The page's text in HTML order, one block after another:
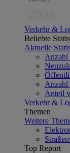
Verkehr &
Beliebte
Aktuelle
Anzahl
Anzahl
Anteil
Verkehr &
Themen
Weitere
Top Report